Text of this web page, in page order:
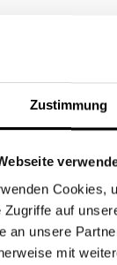
Zustimmung
Cookies,
Zugriffe auf
an unsere
mit